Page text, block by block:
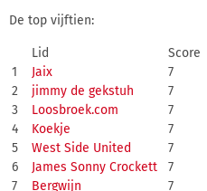
De top vijftien:
Lid Score
1
Jaix 7
2
jimmy de gekstuh 7
3
Loosbroek.com 7
4
Koekje 7
5
West Side United 7
6
James Sonny Crockett 7
7
Bergwijn 7